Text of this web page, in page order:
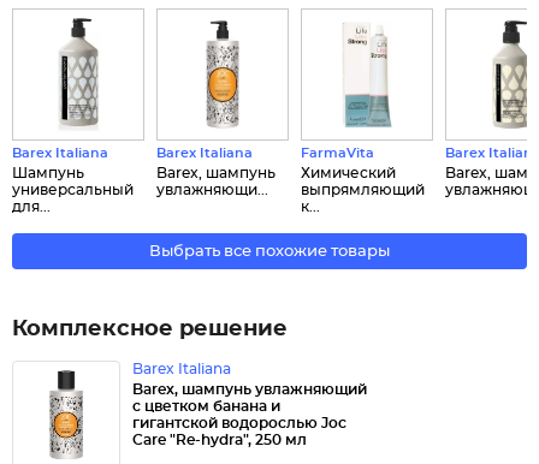
Barex Italiana
Шампунь
универсальный
для...
Barex Italiana
Barex, шампунь
увлажняющи...
FarmaVita
Химический
выпрямляющий
к...
Barex
Barex,
Выбрать все похожие товары
Комплексное решение
Barex Italiana
Barex, шампунь увлажняющий
с цветком банана и
гигантской водорослью Joc
Care "Re-hydra", 250 мл